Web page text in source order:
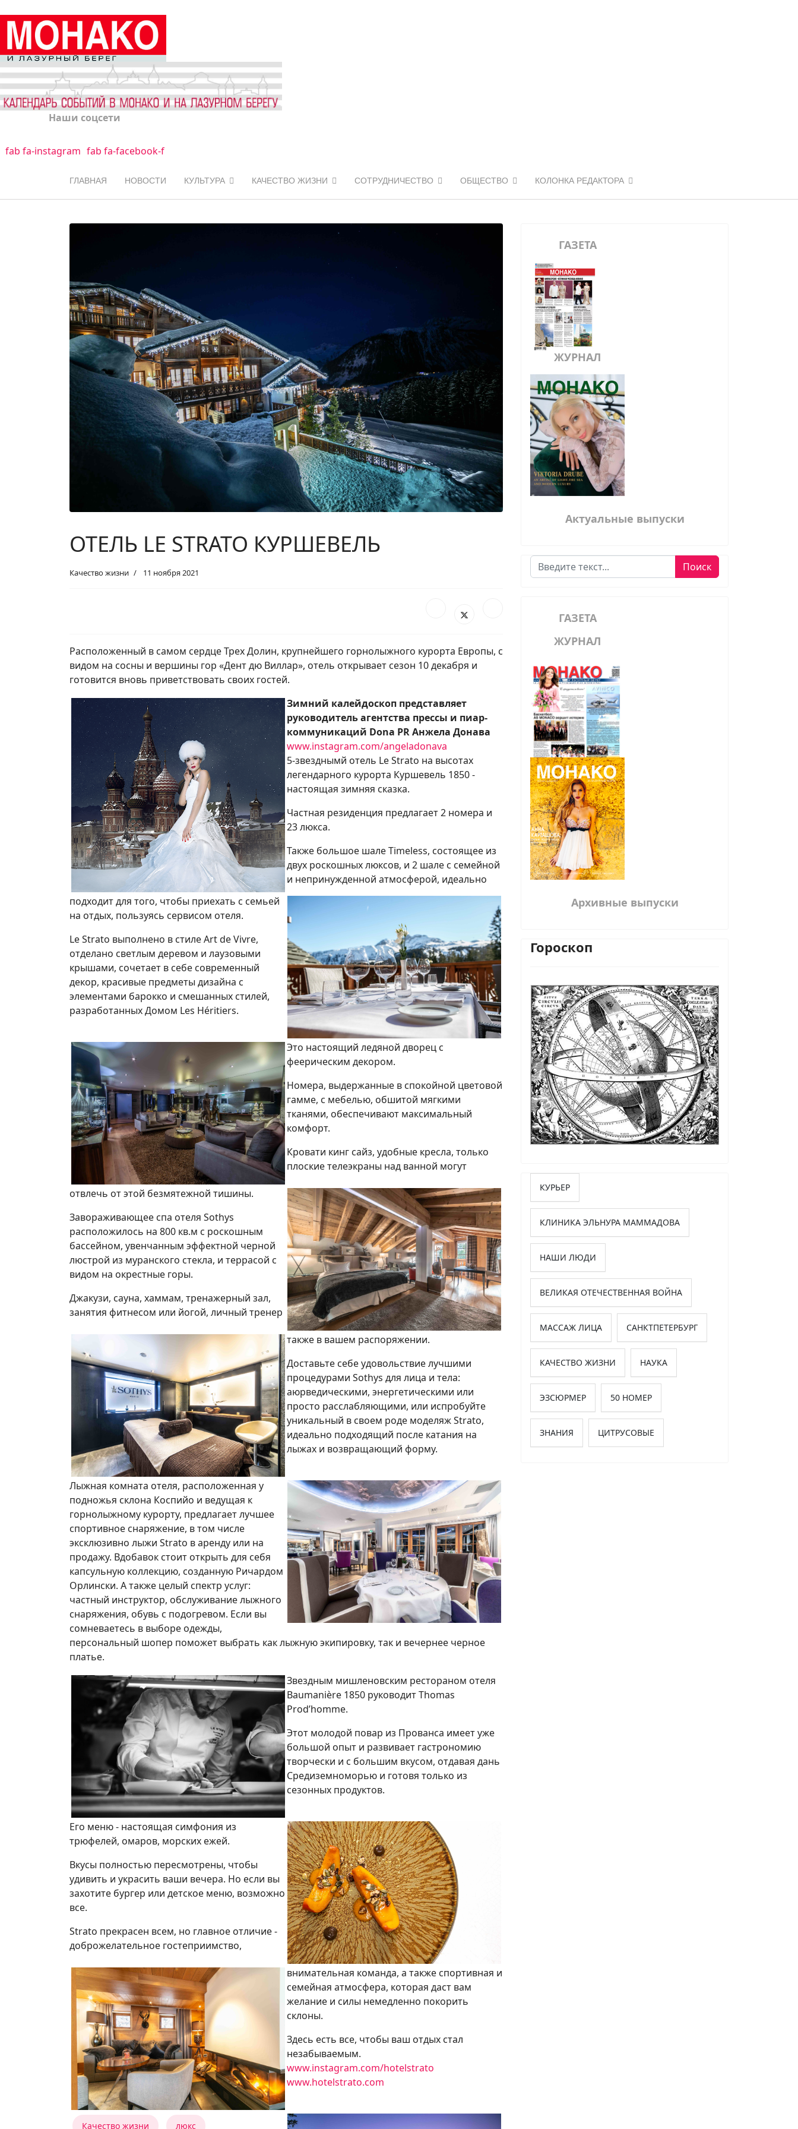
Наши соцсети
fab fa-instagram fab fa-facebook-f
ГЛАВНАЯ НОВОСТИ КУЛЬТУРА КАЧЕСТВО ЖИЗНИ СОТРУДНИЧЕСТВО ОБЩЕСТВО КОЛОНКА РЕДАКТОРА
ОТЕЛЬ LE STRATO КУРШЕВЕЛЬ
Качество жизни 11 ноября 2021
Расположенный в самом сердце Трех Долин, крупнейшего горнолыжного курорта Европы, с
видом на сосны и вершины гор «Дент дю Виллар», отель открывает сезон 10 декабря и
готовится вновь приветствовать своих гостей.
Зимний калейдоскоп представляет
руководитель агентства прессы и пиар-
коммуникаций Dona PR Анжела Донава
www.instagram.com/angeladonava
5-звезднымй отель Le Strato на высотах
легендарного курорта Куршевель 1850 -
настоящая зимняя сказка.
Частная резиденция предлагает 2 номера и
23 люкса.
Также большое шале Timeless, состоящее из
двух роскошных люксов, и 2 шале с семейной
и непринужденной атмосферой, идеально
подходит для того, чтобы приехать с семьей
на отдых, пользуясь сервисом отеля.
Le Strato выполнено в стиле Art de Vivre,
отделано светлым деревом и лаузовыми
крышами, сочетает в себе современный
декор, красивые предметы дизайна с
элементами барокко и смешанных стилей,
разработанных Домом Les Héritiers.
Это настоящий ледяной дворец с
феерическим декором.
Номера, выдержанные в спокойной цветовой
гамме, с мебелью, обшитой мягкими
тканями, обеспечивают максимальный
комфорт.
Кровати кинг сайз, удобные кресла, только
плоские телеэкраны над ванной могут
отвлечь от этой безмятежной тишины.
Завораживающее спа отеля Sothys
расположилось на 800 кв.м с роскошным
бассейном, увенчанным эффектной черной
люстрой из муранского стекла, и террасой с
видом на окрестные горы.
Джакузи, сауна, хаммам, тренажерный зал,
занятия фитнесом или йогой, личный тренер
также в вашем распоряжении.
Доставьте себе удовольствие лучшими
процедурами Sothys для лица и тела:
аюрведическими, энергетическими или
просто расслабляющими, или испробуйте
уникальный в своем роде моделяж Strato,
идеально подходящий после катания на
лыжах и возвращающий форму.
Лыжная комната отеля, расположенная у
подножья склона Коспийо и ведущая к
горнолыжному курорту, предлагает лучшее
спортивное снаряжение, в том числе
эксклюзивно лыжи Strato в аренду или на
продажу. Вдобавок стоит открыть для себя
капсульную коллекцию, созданную Ричардом
Орлински. А также целый спектр услуг:
частный инструктор, обслуживание лыжного
снаряжения, обувь с подогревом. Если вы
сомневаетесь в выборе одежды,
персональный шопер поможет выбрать как лыжную экипировку, так и вечернее черное
платье.
Звездным мишленовским рестораном отеля
Baumanière 1850 руководит Thomas
Prod’homme.
Этот молодой повар из Прованса имеет уже
большой опыт и развивает гастрономию
творчески и с большим вкусом, отдавая дань
Средиземноморью и готовя только из
сезонных продуктов.
Его меню - настоящая симфония из
трюфелей, омаров, морских ежей.
Вкусы полностью пересмотрены, чтобы
удивить и украсить ваши вечера. Но если вы
захотите бургер или детское меню, возможно
все.
Strato прекрасен всем, но главное отличие -
доброжелательное гостеприимство,
внимательная команда, а также спортивная и
семейная атмосфера, которая даст вам
желание и силы немедленно покорить
склоны.
Здесь есть все, чтобы ваш отдых стал
незабываемым.
www.instagram.com/hotelstrato
www.hotelstrato.com
Качество жизни люкс
ГАЗЕТА
ЖУРНАЛ
Актуальные выпуски
Поиск Поиск
ГАЗЕТА
ЖУРНАЛ
Архивные выпуски
Гороскоп
КУРЬЕР
КЛИНИКА ЭЛЬНУРА МАММАДОВА
НАШИ ЛЮДИ
ВЕЛИКАЯ ОТЕЧЕСТВЕННАЯ ВОЙНА
МАССАЖ ЛИЦА САНКТПЕТЕРБУРГ
КАЧЕСТВО ЖИЗНИ НАУКА
ЭЗСЮРМЕР 50 НОМЕР
ЗНАНИЯ ЦИТРУСОВЫЕ